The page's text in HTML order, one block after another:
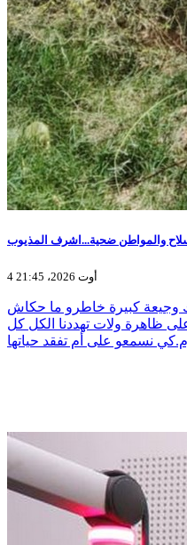
والمواطن ضحية...اشرف المذيوب
4 أوت 2026، 21:45
وجيعة كبيرة خاطرو ما حكاش
ولات تهددنا الكل كل